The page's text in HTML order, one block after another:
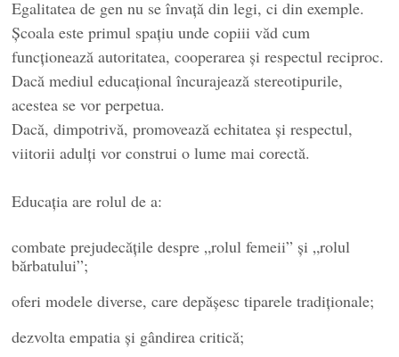
Egalitatea de gen nu se învață din legi, ci din exemple.
Școala este primul spațiu unde copiii văd cum
funcționează autoritatea, cooperarea și respectul reciproc.
Dacă mediul educațional încurajează stereotipurile,
acestea se vor perpetua.
Dacă, dimpotrivă, promovează echitatea și respectul,
viitorii adulți vor construi o lume mai corectă.
Educația are rolul de a:
combate prejudecățile despre „rolul femeii” și „rolul
bărbatului”;
oferi modele diverse, care depășesc tiparele tradiționale;
dezvolta empatia și gândirea critică;